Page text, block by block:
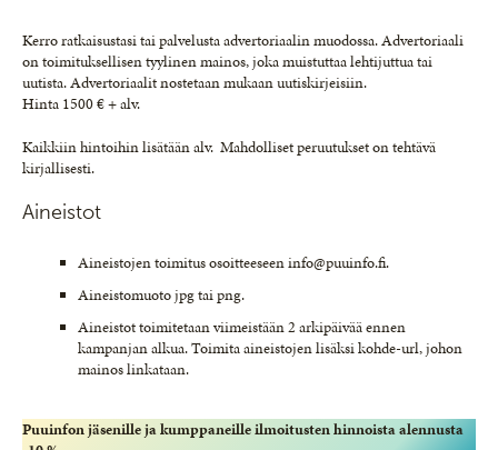
Kerro ratkaisustasi tai palvelusta advertoriaalin muodossa. Advertoriaali
on toimituksellisen tyylinen mainos, joka muistuttaa lehtijuttua tai
uutista. Advertoriaalit nostetaan mukaan uutiskirjeisiin.
Hinta 1500 € + alv.
Kaikkiin hintoihin lisätään alv. Mahdolliset peruutukset on tehtävä
kirjallisesti.
Aineistot
Aineistojen toimitus osoitteeseen info@puuinfo.fi.
Aineistomuoto jpg tai png.
Aineistot toimitetaan viimeistään 2 arkipäivää ennen
kampanjan alkua. Toimita aineistojen lisäksi kohde-url, johon
mainos linkataan.
Puuinfon jäsenille ja kumppaneille ilmoitusten hinnoista alennusta